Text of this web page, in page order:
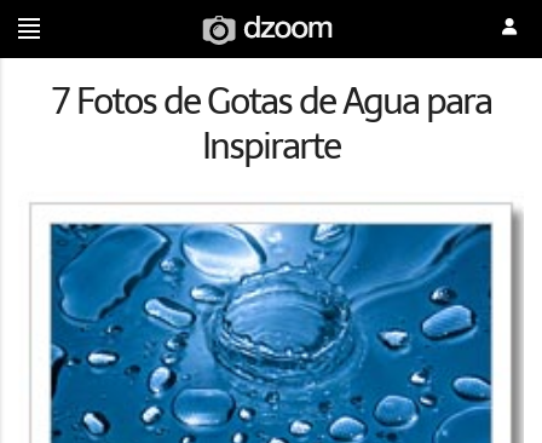
7 Fotos de Gotas de Agua para
Inspirarte